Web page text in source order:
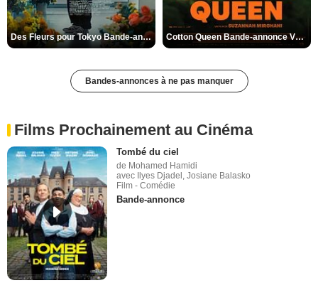
Des Fleurs pour Tokyo Bande-annonce VO STFR Cotton Queen Bande-annonce VO STFR
Bandes-annonces à ne pas manquer
Films Prochainement au Cinéma
Tombé du ciel
de Mohamed Hamidi
avec Ilyes Djadel, Josiane Balasko
Film - Comédie
Bande-annonce